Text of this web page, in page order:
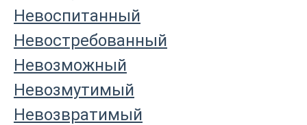
Невоспитанный
Невостребованный
Невозможный
Невозмутимый
Невозвратимый